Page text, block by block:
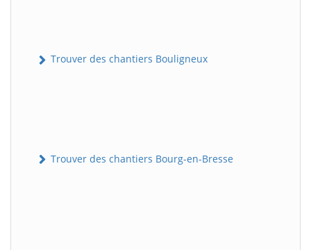
Trouver des chantiers Bouligneux
Trouver des chantiers Bourg-en-Bresse